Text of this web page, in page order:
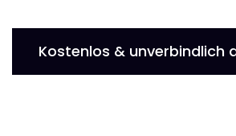
Kostenlos & unverbindlich